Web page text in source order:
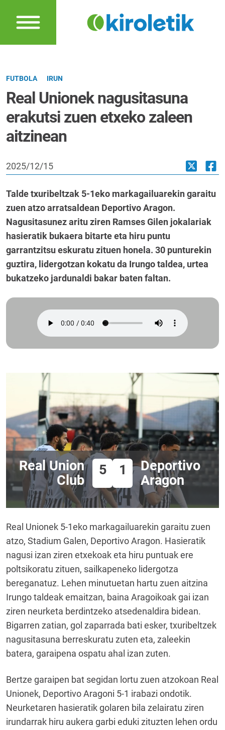
FUTBOLA IRUN
Real Unionek nagusitasuna
erakutsi zuen etxeko zaleen
aitzinean
2025/12/15
Talde txuribeltzak 5-1eko markagailuarekin garaitu
zuen atzo arratsaldean Deportivo Aragon.
Nagusitasunez aritu ziren Ramses Gilen jokalariak
hasieratik bukaera bitarte eta hiru puntu
garrantzitsu eskuratu zituen honela. 30 punturekin
guztira, lidergotzan kokatu da Irungo taldea, urtea
bukatzeko jardunaldi bakar baten faltan.
Real Union
Club
5 1
Deportivo
Aragon
Real Unionek 5-1eko markagailuarekin garaitu zuen
atzo, Stadium Galen, Deportivo Aragon. Hasieratik
nagusi izan ziren etxekoak eta hiru puntuak ere
poltsikoratu zituen, sailkapeneko lidergotza
bereganatuz. Lehen minutuetan hartu zuen aitzina
Irungo taldeak emaitzan, baina Aragoikoak gai izan
ziren neurketa berdintzeko atsedenaldira bidean.
Bigarren zatian, gol zaparrada bati esker, txuribeltzek
nagusitasuna berreskuratu zuten eta, zaleekin
batera, garaipena ospatu ahal izan zuten.
Bertze garaipen bat segidan lortu zuen atzokoan Real
Unionek, Deportivo Aragoni 5-1 irabazi ondotik.
Neurketaren hasieratik golaren bila zelairatu ziren
irundarrak hiru aukera garbi eduki zituzten lehen ordu